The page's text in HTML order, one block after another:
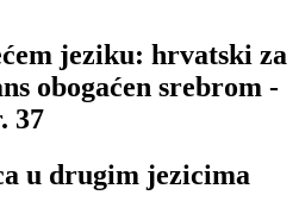
jeziku: hrvatski za
obogaćen srebrom -
37
u drugim jezicima